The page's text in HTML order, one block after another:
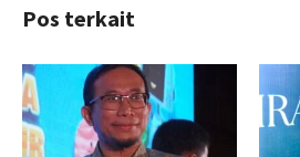
Pos terkait